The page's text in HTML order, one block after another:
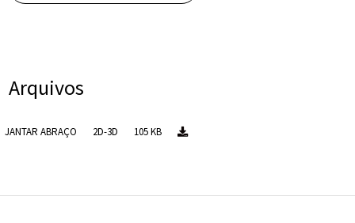
Arquivos
JANTAR ABRAÇO 2D-3D 105 KB